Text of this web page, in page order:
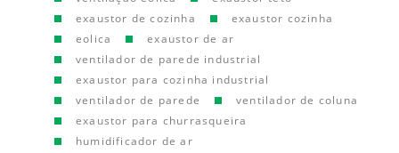
exaustor de cozinha
exaustor cozinha
eolica
exaustor de ar
ventilador de parede industrial
exaustor para cozinha industrial
ventilador de parede
ventilador de coluna
exaustor para churrasqueira
humidificador de ar